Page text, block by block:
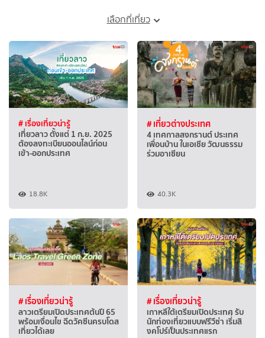
เลือกที่เที่ยว
# เรื่องเที่ยวน่ารู้
เที่ยวลาว ตั้งแต่ 1 ก.ย. 2025
ต้องลงทะเบียนออนไลน์ก่อน
เข้า-ออกประเทศ
18.8K
# เที่ยวต่างประเทศ
4 เทศกาลสงกรานต์ ประเทศ
เพื่อนบ้าน ในเอเชีย วัฒนธรรม
ร่วมอาเซียน
40.3K
# เรื่องเที่ยวน่ารู้
ลาวเตรียมเปิดประเทศต้นปี 65
พร้อมเงื่อนไข ฉีดวัคซีนครบโดส
เที่ยวได้เลย
# เรื่องเที่ยวน่ารู้
เกาหลีใต้เตรียมเปิดประเทศ รับ
นักท่องเที่ยวแบบฟรีวีซ่า เริ่่มสิ
งคโปร์เป็นประเทศแรก